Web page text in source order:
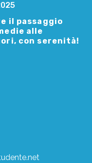
il passaggio
alle
con serenità!